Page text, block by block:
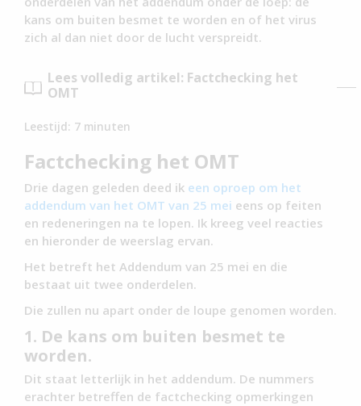
kans om buiten besmet te worden en of het virus
zich al dan niet door de lucht verspreidt.
Lees volledig artikel: Factchecking het
OMT
Leestijd: 7 minuten
Factchecking het OMT
Drie dagen geleden deed ik een oproep om het
addendum van het OMT van 25 mei eens op feiten
en redeneringen na te lopen. Ik kreeg veel reacties
en hieronder de weerslag ervan.
Het betreft het Addendum van 25 mei en die
bestaat uit twee onderdelen.
Die zullen nu apart onder de loupe genomen worden.
1. De kans om buiten besmet te
worden.
Dit staat letterlijk in het addendum. De nummers
erachter betreffen de factchecking opmerkingen